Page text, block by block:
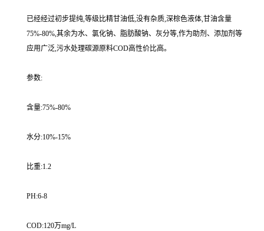
已经经过初步提纯,等级比精甘油低,没有杂质,深棕色液体,甘油含量
75%-80%,其余为水、氯化钠、脂肪酸钠、灰分等,作为助剂、添加剂等
应用广泛,污水处理碳源原料COD高性价比高。
参数:
含量:75%-80%
水分:10%-15%
比重:1.2
PH:6-8
COD:120万mg/L